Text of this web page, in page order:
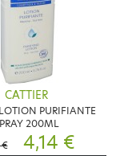
CATTIER
PURIFIANTE
200ML
4,14 €